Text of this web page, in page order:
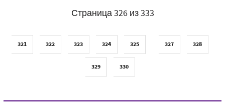
Страница 326 из 333
321 322 323 324 325 327 328
329 330